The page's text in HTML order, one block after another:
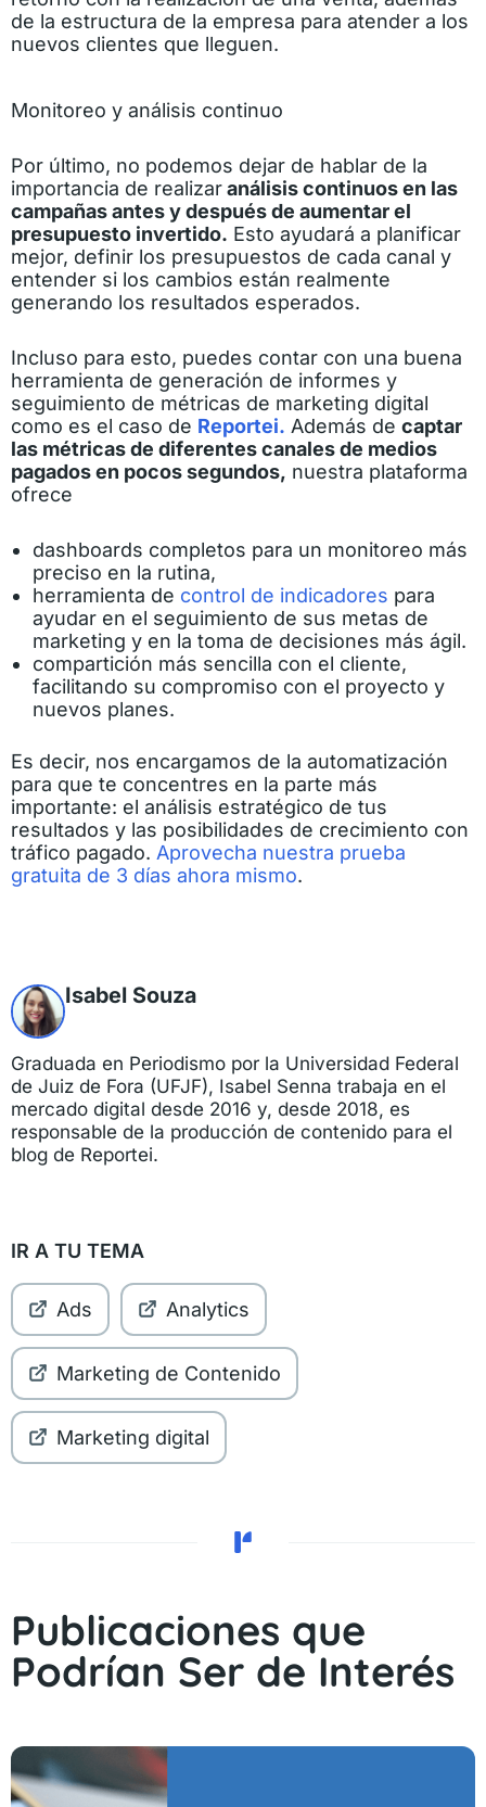
de la estructura de la empresa para atender a los
nuevos clientes que lleguen.
Monitoreo y análisis continuo
Por último, no podemos dejar de hablar de la
importancia de realizaranálisis continuos en las
campañas antes y después de aumentar el
presupuesto invertido. Esto ayudará a planificar
mejor, definir los presupuestos de cada canal y
entender si los cambios están realmente
generando los resultados esperados.
Incluso para esto, puedes contar con una buena
herramienta de generación de informes y
seguimiento de métricas de marketing digital
como es el caso de Reportei. Además de captar
las métricas de diferentes canales de medios
pagados en pocos segundos, nuestra plataforma
ofrece
dashboards completos para un monitoreo más
preciso en la rutina,
herramienta de control de indicadores para
ayudar en el seguimiento de sus metas de
marketing y en la toma de decisiones más ágil.
compartición más sencilla con el cliente,
facilitando su compromiso con el proyecto y
nuevos planes.
Es decir, nos encargamos de la automatización
para que te concentres en la parte más
importante: el análisis estratégico de tus
resultados y las posibilidades de crecimiento con
tráfico pagado. Aprovecha nuestra prueba
gratuita de 3 días ahora mismo.
Isabel Souza
Graduada en Periodismo por la Universidad Federal
de Juiz de Fora (UFJF), Isabel Senna trabaja en el
mercado digital desde 2016 y, desde 2018, es
responsable de la producción de contenido para el
blog de Reportei.
IR A TU TEMA
Ads Analytics
Marketing de Contenido
Marketing digital
Publicaciones que
Podrían Ser de Interés